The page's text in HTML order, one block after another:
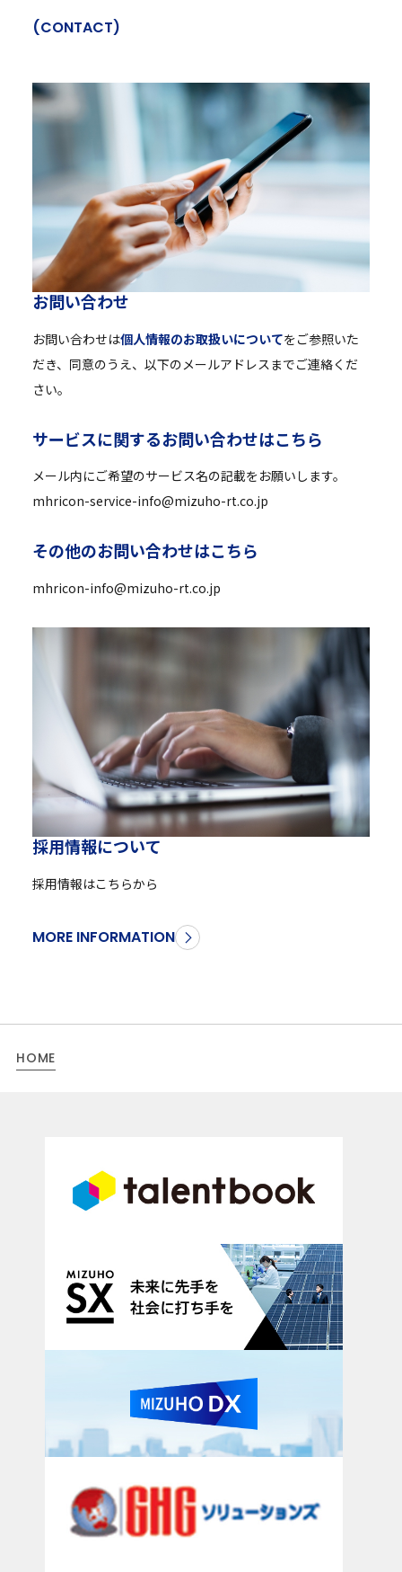
(CONTACT)
お問い合わせ
お問い合わせは個人情報のお取扱いについてをご参照いた
だき、同意のうえ、以下のメールアドレスまでご連絡くだ
さい。
サービスに関するお問い合わせはこちら
メール内にご希望のサービス名の記載をお願いします。
mhricon-service-info@mizuho-rt.co.jp
その他のお問い合わせはこちら
mhricon-info@mizuho-rt.co.jp
採用情報について
採用情報はこちらから
MORE INFORMATION
HOME